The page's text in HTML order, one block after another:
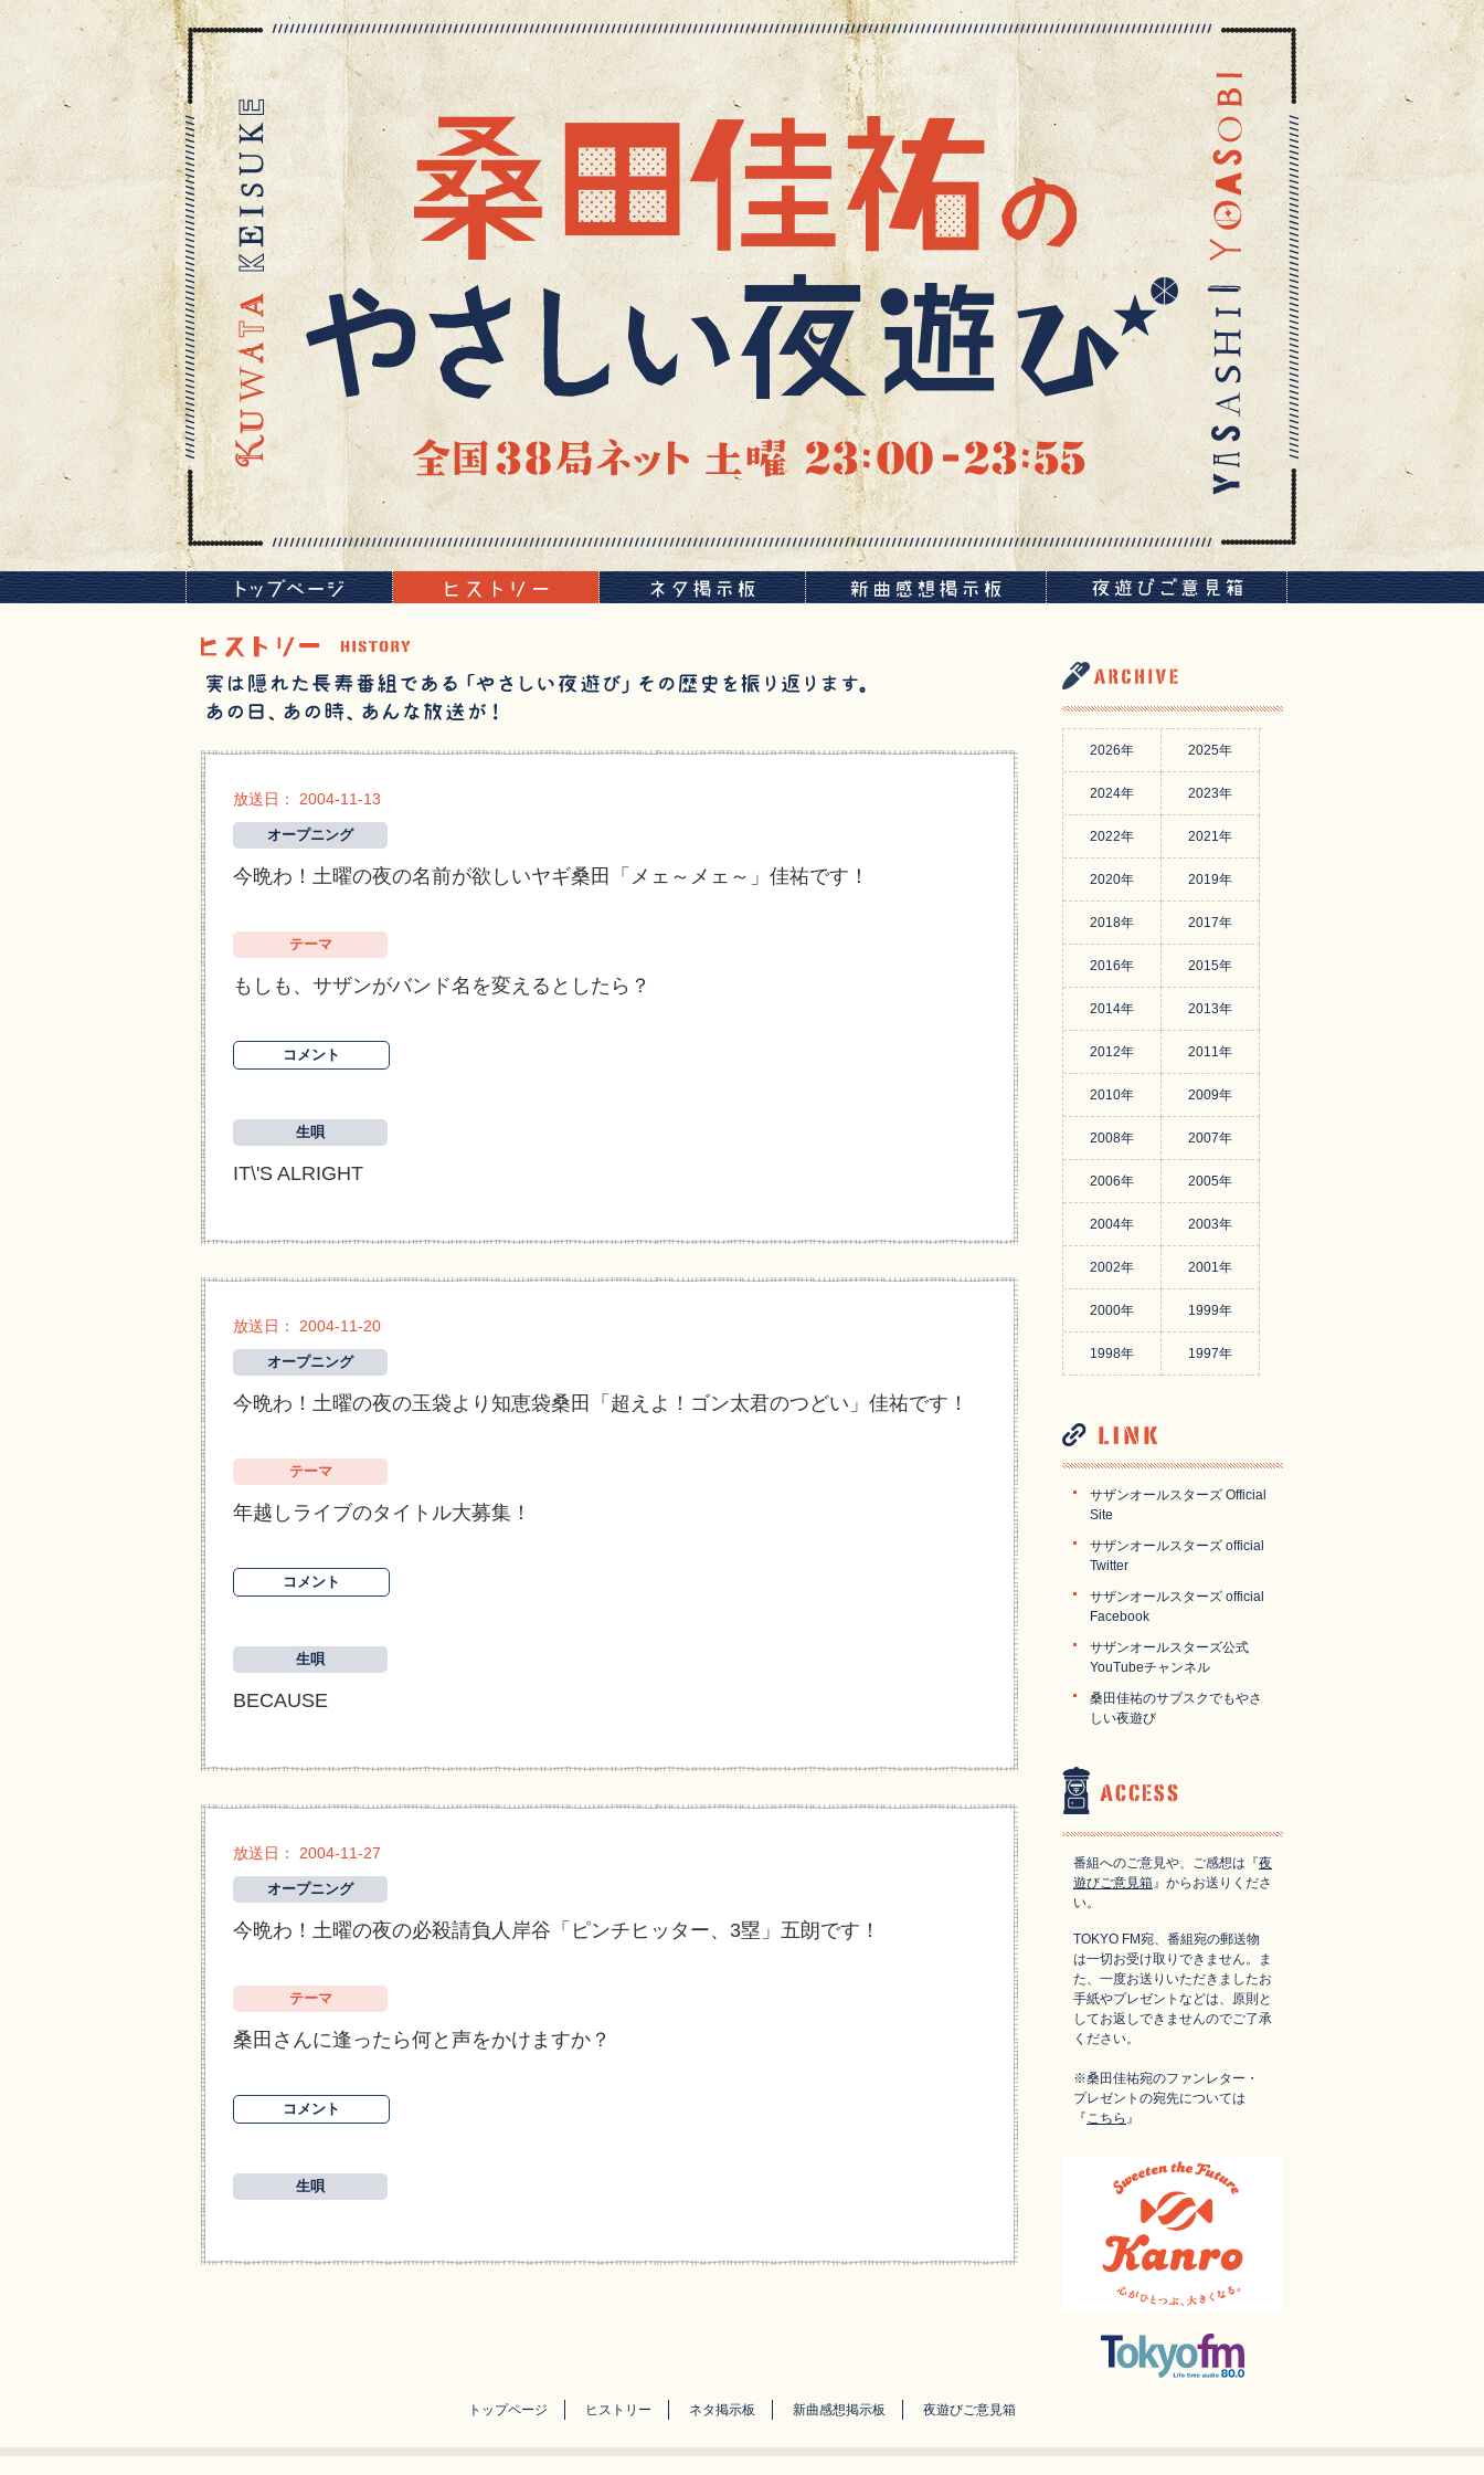
放送日： 2004-11-13
オープニング
今晩わ！土曜の夜の名前が欲しいヤギ桑田「メェ～メェ～」佳祐です！
テーマ
もしも、サザンがバンド名を変えるとしたら？
コメント
生唄
IT\'S ALRIGHT
放送日： 2004-11-20
オープニング
今晩わ！土曜の夜の玉袋より知恵袋桑田「超えよ！ゴン太君のつどい」佳祐です！
テーマ
年越しライブのタイトル大募集！
コメント
生唄
BECAUSE
放送日： 2004-11-27
オープニング
今晩わ！土曜の夜の必殺請負人岸谷「ピンチヒッター、3塁」五朗です！
テーマ
桑田さんに逢ったら何と声をかけますか？
コメント
生唄
2026年 2025年
2024年 2023年
2022年 2021年
2020年 2019年
2018年 2017年
2016年 2015年
2014年 2013年
2012年 2011年
2010年 2009年
2008年 2007年
2006年 2005年
2004年 2003年
2002年 2001年
2000年 1999年
1998年 1997年
サザンオールスターズ Official
Site
サザンオールスターズ official
Twitter
サザンオールスターズ official
Facebook
サザンオールスターズ公式
YouTubeチャンネル
桑田佳祐のサブスクでもやさ
しい夜遊び
番組へのご意見や、ご感想は『夜
遊びご意見箱 』からお送りくださ
い。
TOKYO FM宛、番組宛の郵送物
は一切お受け取りできません。ま
た、一度お送りいただきましたお
手紙やプレゼントなどは、原則と
してお返しできませんのでご了承
ください。
※桑田佳祐宛のファンレター・
プレゼントの宛先については
『 こちら 』
トップページ ヒストリー ネタ掲示板 新曲感想掲示板 夜遊びご意見箱